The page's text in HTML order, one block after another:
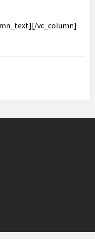
vc_column]